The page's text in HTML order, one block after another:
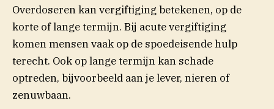
Overdoseren kan vergiftiging betekenen, op de
korte of lange termijn. Bij acute vergiftiging
komen mensen vaak op de spoedeisende hulp
terecht. Ook op lange termijn kan schade
optreden, bijvoorbeeld aan je lever, nieren of
zenuwbaan.